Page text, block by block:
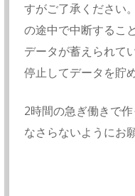
すがご了承くださ
の途中で中断するこ
データが蓄えられて
停止してデータを貯
2時間の急ぎ働きで
なさらないようにお